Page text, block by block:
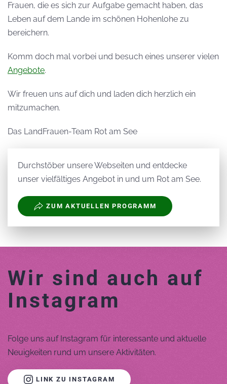
Frauen, die es sich zur Aufgabe gemacht haben, das
Leben auf dem Lande im schönen Hohenlohe zu
bereichern.
Komm doch mal vorbei und besuch eines unserer vielen
Angebote.
Wir freuen uns auf dich und laden dich herzlich ein
mitzumachen.
Das LandFrauen-Team Rot am See
Durchstöber unsere Webseiten und entdecke
unser vielfältiges Angebot in und um Rot am See.
ZUM AKTUELLEN PROGRAMM
Wir sind auch auf
Instagram
Folge uns auf Instagram für interessante und aktuelle
Neuigkeiten rund um unsere Aktivitäten.
LINK ZU INSTAGRAM